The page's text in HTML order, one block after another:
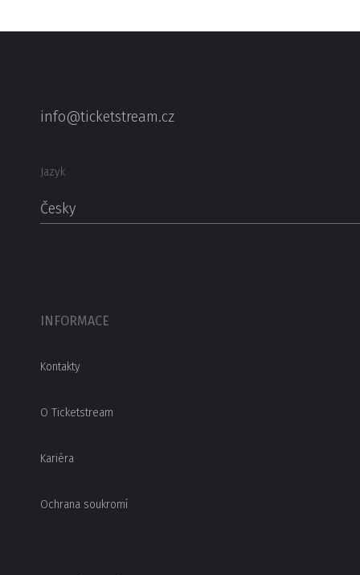
info@ticketstream.cz
Jazyk
Česky
INFORMACE
Kontakty
O Ticketstream
Kariéra
Ochrana soukromí